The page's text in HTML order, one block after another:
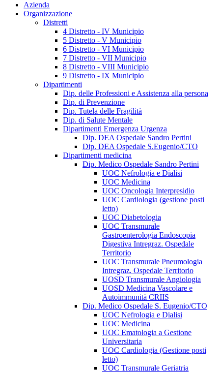
Azienda
Organizzazione
Distretti
4 Distretto - IV Municipio
5 Distretto - V Municipio
6 Distretto - VI Municipio
7 Distretto - VII Municipio
8 Distretto - VIII Municipio
9 Distretto - IX Municipio
Dipartimenti
Dip. delle Professioni e Assistenza alla persona
Dip. di Prevenzione
Dip. Tutela delle Fragilità
Dip. di Salute Mentale
Dipartimenti Emergenza Urgenza
Dip. DEA Ospedale Sandro Pertini
Dip. DEA Ospedale S.Eugenio/CTO
Dipartimenti medicina
Dip. Medico Ospedale Sandro Pertini
UOC Nefrologia e Dialisi
UOC Medicina
UOC Oncologia Interpresidio
UOC Cardiologia (gestione posti
letto)
UOC Diabetologia
UOC Transmurale
Gastroenterologia Endoscopia
Digestiva Intregraz. Ospedale
Territorio
UOC Transmurale Pneumologia
Intregraz. Ospedale Territorio
UOSD Transmurale Angiologia
UOSD Medicina Vascolare e
Autoimmunità CRIIS
Dip. Medico Ospedale S. Eugenio/CTO
UOC Nefrologia e Dialisi
UOC Medicina
UOC Ematologia a Gestione
Universitaria
UOC Cardiologia (Gestione posti
letto)
UOC Transmurale Geriatria